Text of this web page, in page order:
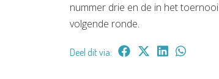
nummer drie en de in het
volgende ronde.
Deel dit via: